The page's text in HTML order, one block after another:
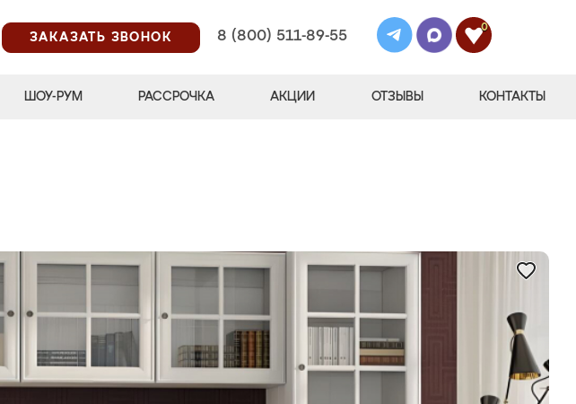
ЗАКАЗАТЬ ЗВОНОК
8 (800) 511-89-55
0
ШОУ-РУМ РАССРОЧКА АКЦИИ ОТЗЫВЫ КОНТАКТЫ